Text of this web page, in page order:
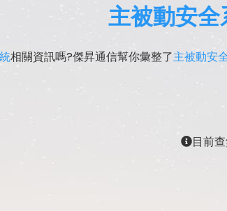
主被動安全
相關資訊嗎?傑昇通信幫你彙整了主被動安
目前